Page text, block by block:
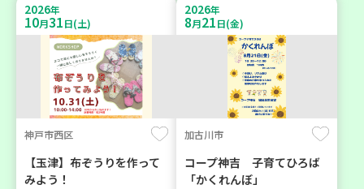
2026年
10月31日(土)
神戸市西区
【玉津】布ぞうりを作って
みよう！
2026年
8月21日(金)
加古川市
コープ神吉 子育てひろば
「かくれんぼ」